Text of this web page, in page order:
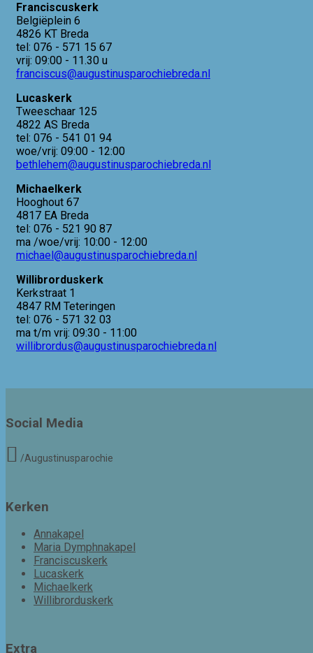
Franciscuskerk
Belgiëplein 6
4826 KT Breda
tel: 076 - 571 15 67
vrij: 09:00 - 11.30 u
franciscus@augustinusparochiebreda.nl
Lucaskerk
Tweeschaar 125
4822 AS Breda
tel: 076 - 541 01 94
woe/vrij: 09:00 - 12:00
bethlehem@augustinusparochiebreda.nl
Michaelkerk
Hooghout 67
4817 EA Breda
tel: 076 - 521 90 87
ma /woe/vrij: 10:00 - 12:00
michael@augustinusparochiebreda.nl
Willibrorduskerk
Kerkstraat 1
4847 RM Teteringen
tel: 076 - 571 32 03
ma t/m vrij: 09:30 - 11:00
willibrordus@augustinusparochiebreda.nl
Social Media
/Augustinusparochie
Kerken
Annakapel
Maria Dymphnakapel
Franciscuskerk
Lucaskerk
Michaelkerk
Willibrorduskerk
Extra